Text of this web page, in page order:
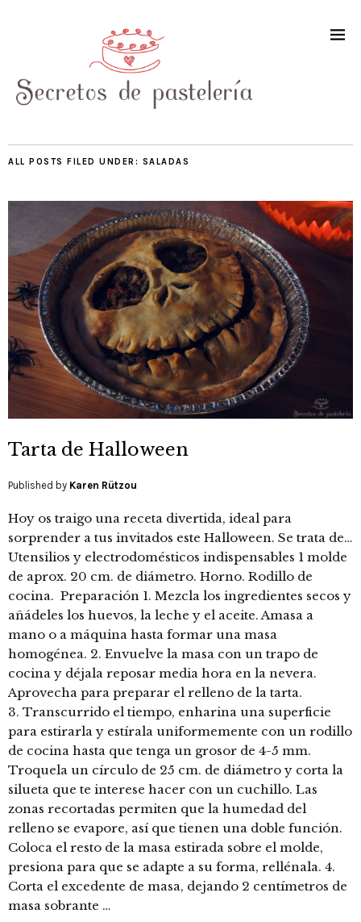
ALL POSTS FILED UNDER: SALADAS
Tarta de Halloween
Published by Karen Rützou
Hoy os traigo una receta divertida, ideal para
sorprender a tus invitados este Halloween. Se trata de…
Utensilios y electrodomésticos indispensables 1 molde
de aprox. 20 cm. de diámetro. Horno. Rodillo de
cocina. Preparación 1. Mezcla los ingredientes secos y
añádeles los huevos, la leche y el aceite. Amasa a
mano o a máquina hasta formar una masa
homogénea. 2. Envuelve la masa con un trapo de
cocina y déjala reposar media hora en la nevera.
Aprovecha para preparar el relleno de la tarta.
3. Transcurrido el tiempo, enharina una superficie
para estirarla y estírala uniformemente con un rodillo
de cocina hasta que tenga un grosor de 4-5 mm.
Troquela un círculo de 25 cm. de diámetro y corta la
silueta que te interese hacer con un cuchillo. Las
zonas recortadas permiten que la humedad del
relleno se evapore, así que tienen una doble función.
Coloca el resto de la masa estirada sobre el molde,
presiona para que se adapte a su forma, rellénala. 4.
Corta el excedente de masa, dejando 2 centímetros de
masa sobrante …